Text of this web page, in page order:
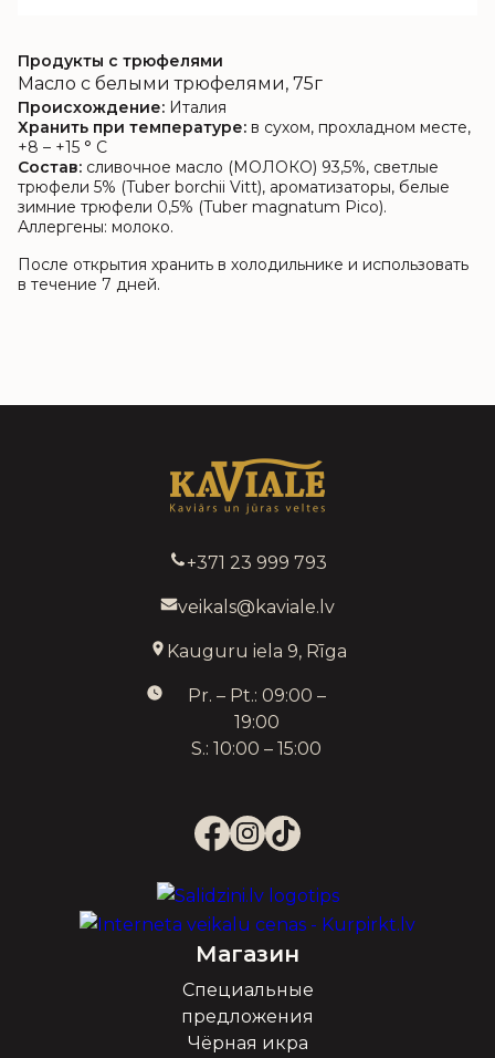
Продукты с трюфелями
Масло с белыми трюфелями, 75г
Происхождение: Италия
Хранить при температуре: в сухом, прохладном месте,
+8 – +15 ° C
Состав: сливочное масло (МОЛОКО) 93,5%, светлые
трюфели 5% (Tuber borchii Vitt), ароматизаторы, белые
зимние трюфели 0,5% (Tuber magnatum Pico).
Аллергены: молоко.
После открытия хранить в холодильнике и использовать
в течение 7 дней.
+371 23 999 793
veikals@kaviale.lv
Kauguru iela 9, Rīga
Pr. – Pt.: 09:00 –
19:00
S.: 10:00 – 15:00
Магазин
Специальные
предложения
Чёрная икра